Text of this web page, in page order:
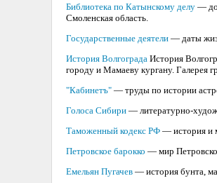
Библиотека по Катынскому делу —
Смоленская область.
Государственные деятели — даты
История Волгограда История
городу и Мамаеву кургану. Галерея
"Кабинетъ" — труды по истории
Голоса Сибири — литературно-
Таможенный кодекс РФ — история и
Петровское барокко — мир
Емельян Пугачев — история бунта,